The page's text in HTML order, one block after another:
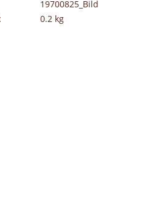
19700825_Bild
0.2 kg